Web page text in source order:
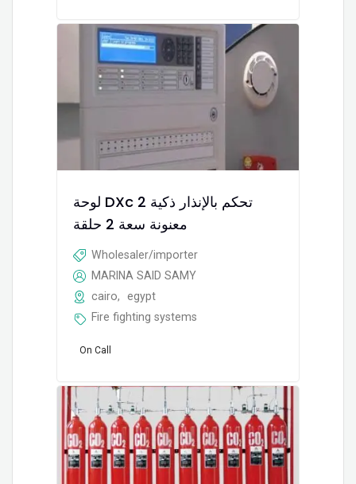
لوحة DXc 2 تحكم بالإنذار ذكية
معنونة سعة 2 حلقة
Wholesaler/importer
MARINA SAID SAMY
cairo,
egypt
Fire fighting systems
On Call